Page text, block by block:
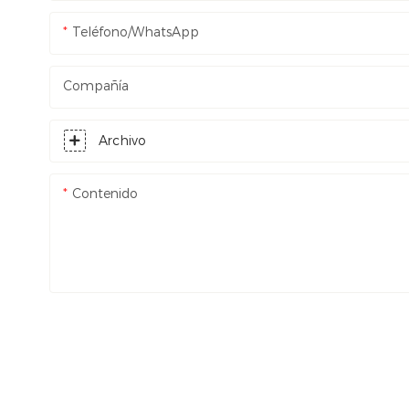
Teléfono/WhatsApp
Compañía
Archivo
Contenido